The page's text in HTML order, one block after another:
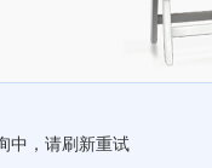
中，请刷新重试